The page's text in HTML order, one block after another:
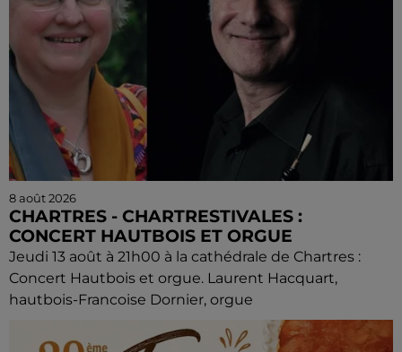
8 août 2026
CHARTRES - CHARTRESTIVALES :
CONCERT HAUTBOIS ET ORGUE
Jeudi 13 août à 21h00 à la cathédrale de Chartres :
Concert Hautbois et orgue. Laurent Hacquart,
hautbois-Francoise Dornier, orgue